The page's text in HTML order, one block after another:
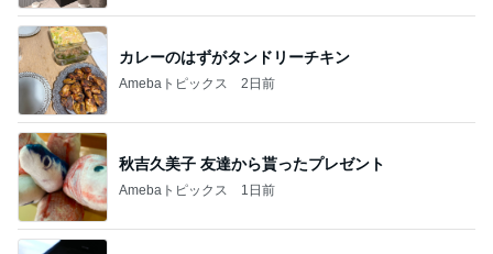
カレーのはずがタンドリーチキン
Amebaトピックス 2日前
秋吉久美子 友達から貰ったプレゼント
Amebaトピックス 1日前